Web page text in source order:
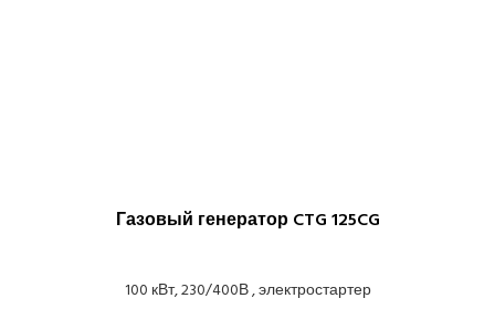
Газовый генератор CTG 125CG
100 кВт, 230/400В , электростартер